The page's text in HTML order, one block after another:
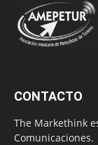
CONTACTO
The Markethink
Comunicaciones.